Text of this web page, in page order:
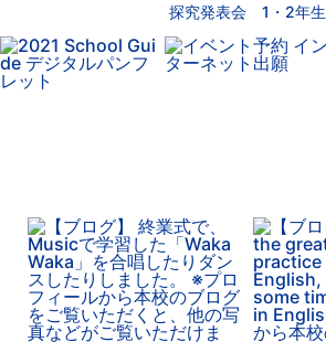
探究発表会 1・2年生